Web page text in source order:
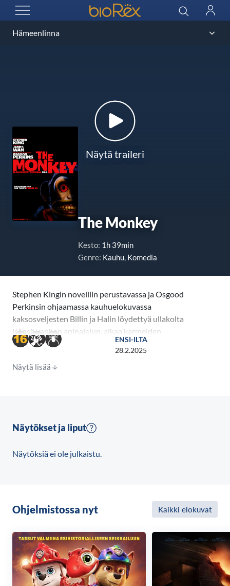
AVAA VALIKKO
BioRex Cinemas Haku
Näytä traileri
The Monkey
Kesto: 1h 39min
Genre: Kauhu, Komedia
Stephen Kingin novelliin perustavassa ja Osgood
Perkinsin ohjaamassa kauhuelokuvassa
kaksosveljesten Billin ja Halin löydettyä ullakolta
isänsä vanhan apinalelun, alkaa karmeiden
kuolemantapausten sarja. Sisarukset päättävät
heittää lelun pois ja jatkaa elämäänsä, ja vuosien
mittaan he kasvavat erilleen toisistaan.
ENSI-ILTA
28.2.2025
Näytä lisää
Näytökset ja liput
Näytöksiä ei ole julkaistu.
Ohjelmistossa nyt Kaikki elokuvat